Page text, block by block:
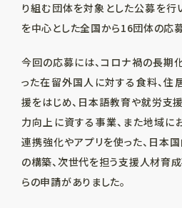
り組む団体を対象とした公募を行
を中心とした全国から16団体の応
今回の応募には、コロナ禍の長期
った在留外国人に対する食料、住
援をはじめ、日本語教育や就労支
力向上に資する事業、また地域に
連携強化やアプリを使った、日本
の構築、次世代を担う支援人材育
らの申請がありました。